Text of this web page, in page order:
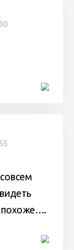
похоже….